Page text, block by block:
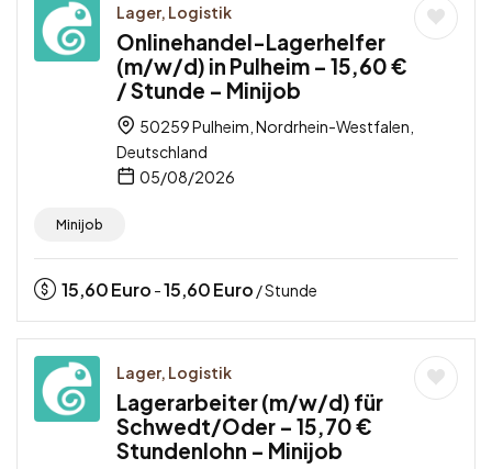
Lager, Logistik
Onlinehandel-Lagerhelfer
(m/w/d) in Pulheim – 15,60 €
/ Stunde – Minijob
50259 Pulheim, Nordrhein-Westfalen,
Deutschland
05/08/2026
Minijob
15,60Euro -15,60Euro / Stunde
Lager, Logistik
Lagerarbeiter (m/w/d) für
Schwedt/Oder – 15,70 €
Stundenlohn – Minijob